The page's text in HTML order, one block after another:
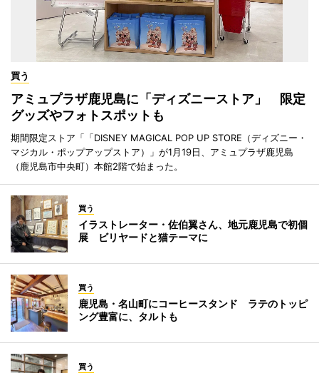
買う
アミュプラザ鹿児島に「ディズニーストア」 限定
グッズやフォトスポットも
期間限定ストア「「DISNEY MAGICAL POP UP STORE（ディズニー・
マジカル・ポップアップストア）」が1月19日、アミュプラザ鹿児島
（鹿児島市中央町）本館2階で始まった。
買う
イラストレーター・佐伯翼さん、地元鹿児島で初個
展 ビリヤードと猫テーマに
買う
鹿児島・名山町にコーヒースタンド ラテのトッピ
ング豊富に、タルトも
買う